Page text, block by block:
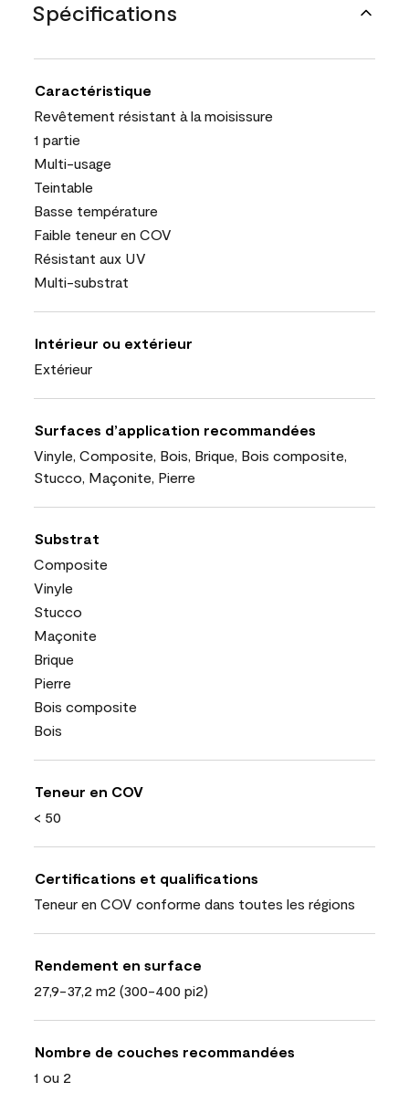
Spécifications
Caractéristique
Revêtement résistant à la moisissure
1 partie
Multi-usage
Teintable
Basse température
Faible teneur en COV
Résistant aux UV
Multi-substrat
Intérieur ou extérieur
Extérieur
Surfaces d’application recommandées
Vinyle, Composite, Bois, Brique, Bois composite,
Stucco, Maçonite, Pierre
Substrat
Composite
Vinyle
Stucco
Maçonite
Brique
Pierre
Bois composite
Bois
Teneur en COV
< 50
Certifications et qualifications
Teneur en COV conforme dans toutes les régions
Rendement en surface
27,9-37,2 m2 (300-400 pi2)
Nombre de couches recommandées
1 ou 2